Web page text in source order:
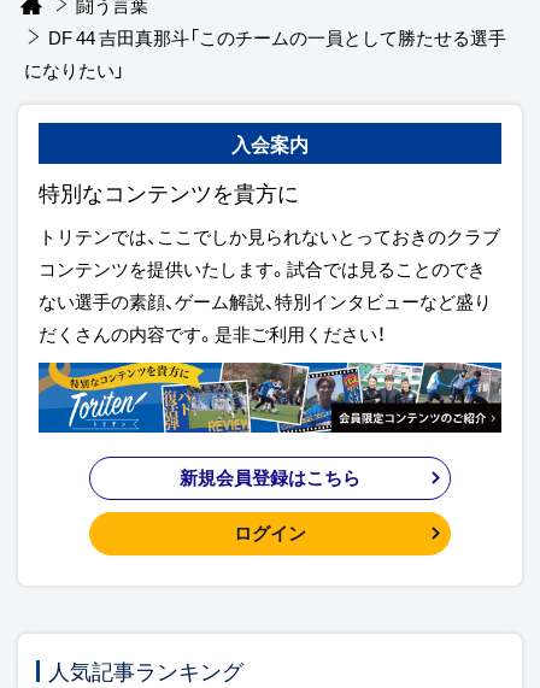
DF 44 吉田真那斗「このチームの一員として勝たせる選手
になりたい」
入会案内
特別なコンテンツを貴方に
トリテンでは、ここでしか見られないとっておきのクラブ
コンテンツを提供いたします。試合では見ることのでき
ない選手の素顔、ゲーム解説、特別インタビューなど盛り
だくさんの内容です。是非ご利用ください！
新規会員登録はこちら
ログイン
人気記事ランキング